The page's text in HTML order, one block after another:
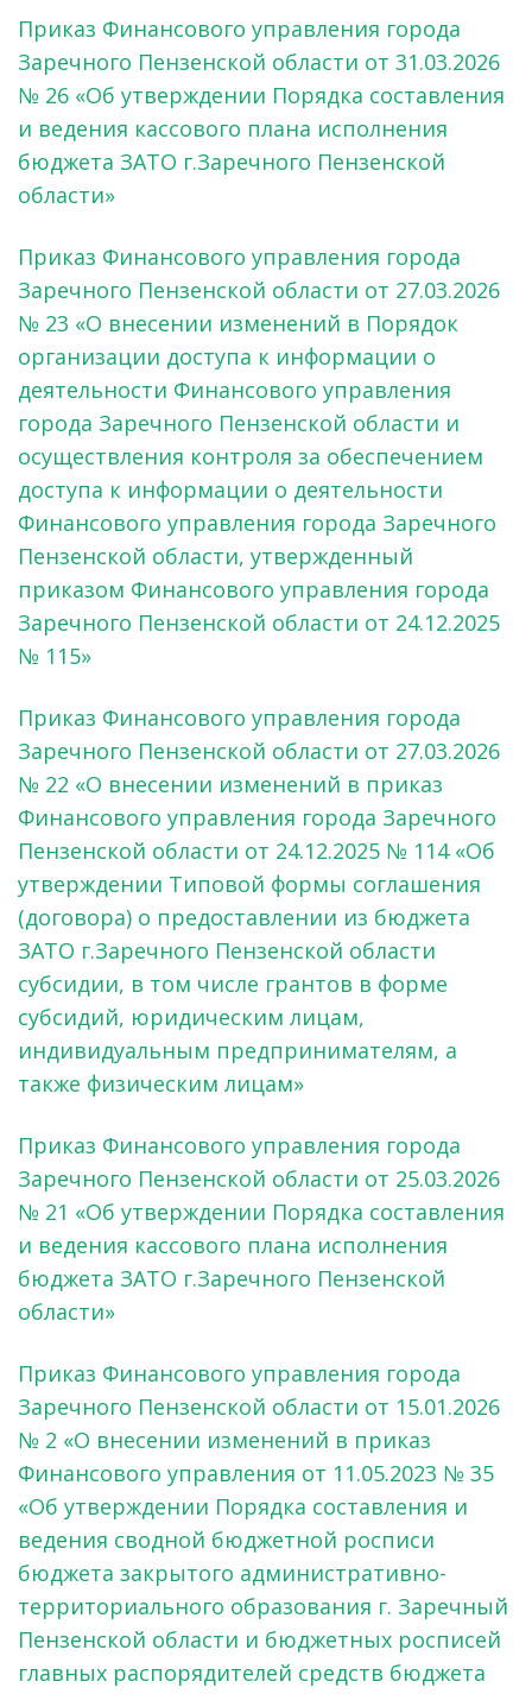
Приказ Финансового управления города
Заречного Пензенской области от 31.03.2026
№ 26 «Об утверждении Порядка составления
и ведения кассового плана исполнения
бюджета ЗАТО г.Заречного Пензенской
области»
Приказ Финансового управления города
Заречного Пензенской области от 27.03.2026
№ 23 «О внесении изменений в Порядок
организации доступа к информации о
деятельности Финансового управления
города Заречного Пензенской области и
осуществления контроля за обеспечением
доступа к информации о деятельности
Финансового управления города Заречного
Пензенской области, утвержденный
приказом Финансового управления города
Заречного Пензенской области от 24.12.2025
№ 115»
Приказ Финансового управления города
Заречного Пензенской области от 27.03.2026
№ 22 «О внесении изменений в приказ
Финансового управления города Заречного
Пензенской области от 24.12.2025 № 114 «Об
утверждении Типовой формы соглашения
(договора) о предоставлении из бюджета
ЗАТО г.Заречного Пензенской области
субсидии, в том числе грантов в форме
субсидий, юридическим лицам,
индивидуальным предпринимателям, а
также физическим лицам»
Приказ Финансового управления города
Заречного Пензенской области от 25.03.2026
№ 21 «Об утверждении Порядка составления
и ведения кассового плана исполнения
бюджета ЗАТО г.Заречного Пензенской
области»
Приказ Финансового управления города
Заречного Пензенской области от 15.01.2026
№ 2 «О внесении изменений в приказ
Финансового управления от 11.05.2023 № 35
«Об утверждении Порядка составления и
ведения сводной бюджетной росписи
бюджета закрытого административно-
территориального образования г. Заречный
Пензенской области и бюджетных росписей
главных распорядителей средств бюджета